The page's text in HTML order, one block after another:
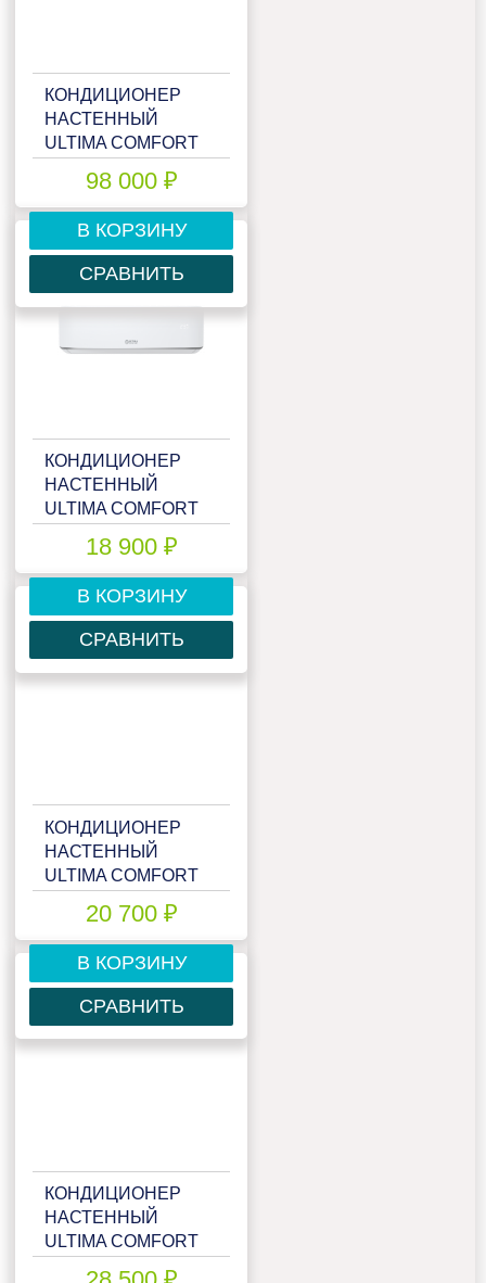
КОНДИЦИОНЕР
НАСТЕННЫЙ
ULTIMA COMFORT
98 000 ₽
В КОРЗИНУ
СРАВНИТЬ
КОНДИЦИОНЕР
НАСТЕННЫЙ
ULTIMA COMFORT
18 900 ₽
В КОРЗИНУ
СРАВНИТЬ
КОНДИЦИОНЕР
НАСТЕННЫЙ
ULTIMA COMFORT
20 700 ₽
В КОРЗИНУ
СРАВНИТЬ
КОНДИЦИОНЕР
НАСТЕННЫЙ
ULTIMA COMFORT